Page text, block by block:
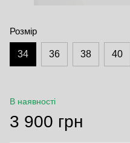
Розмір
34 36 38 40
В наявності
3 900 грн